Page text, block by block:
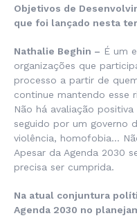
Objetivos de
que foi lançado nesta
Nathalie Beghin – É um
organizações que
processo a partir de
continue mantendo esse
Não há avaliação
seguido por um governo
violência, homofobia…
Apesar da Agenda 2030
precisa ser cumprida.
Na atual conjuntura
Agenda 2030 no